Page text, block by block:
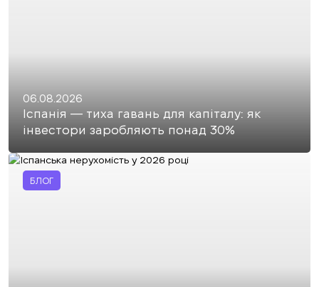
06.08.2026
Іспанія — тиха гавань для капіталу: як
інвестори заробляють понад 30%
БЛОГ